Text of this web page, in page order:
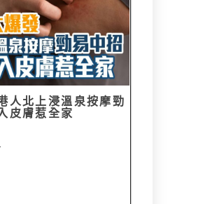
人北上浸溫泉按摩勁
皮膚惹全家